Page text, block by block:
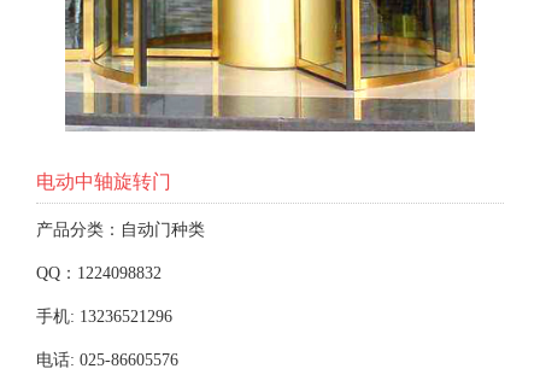
电动中轴旋转门
产品分类：自动门种类
QQ：1224098832
手机: 13236521296
电话: 025-86605576